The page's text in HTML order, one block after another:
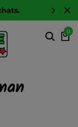
0